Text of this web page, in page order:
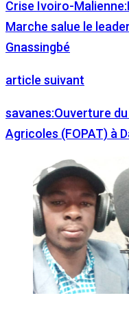
Crise Ivoiro-
Marche salue le
Gnassingbé
article suivant
savanes:Ouverture
Agricoles (FOPAT) à